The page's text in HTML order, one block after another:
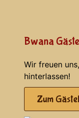
Bwana
Wir freuen
hinterlassen!
Zum